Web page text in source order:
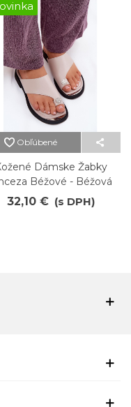
Obľúbené
Dámske Žabky
Béžové - Béžová
32,10 € (s DPH)